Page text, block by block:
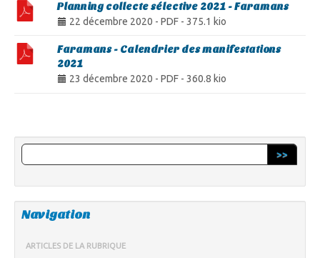
Planning collecte sélective 2021 - Faramans
22 décembre 2020 - PDF - 375.1 kio
Faramans - Calendrier des manifestations
2021
23 décembre 2020 - PDF - 360.8 kio
>>
Navigation
ARTICLES DE LA RUBRIQUE